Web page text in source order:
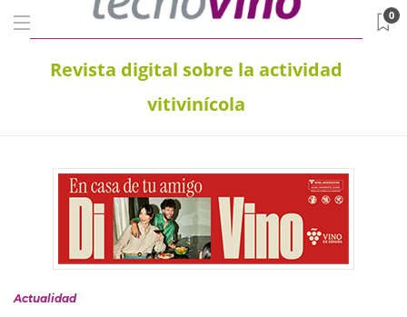
Revista digital sobre la actividad
vitivinícola
0
Actualidad